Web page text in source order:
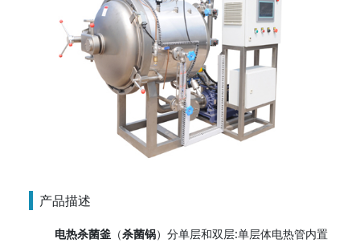
产品描述
电热杀菌釜 （杀菌锅）分单层和双层:单层体电热管内置